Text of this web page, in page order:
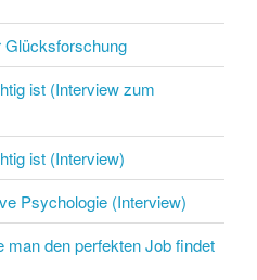
Glücksforschung
ist (Interview zum
ist (Interview)
Psychologie (Interview)
man den perfekten Job findet